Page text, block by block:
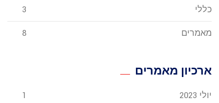
כללי 3
מאמרים 8
ארכיון מאמרים
יולי 2023 1